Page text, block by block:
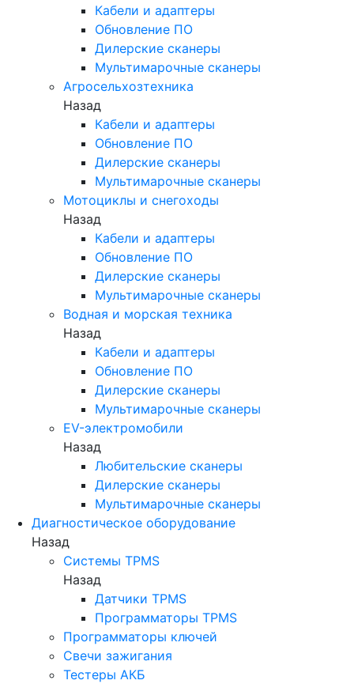
Кабели и адаптеры
Обновление ПО
Дилерские сканеры
Мультимарочные сканеры
Агросельхозтехника
Назад
Кабели и адаптеры
Обновление ПО
Дилерские сканеры
Мультимарочные сканеры
Мотоциклы и снегоходы
Назад
Кабели и адаптеры
Обновление ПО
Дилерские сканеры
Мультимарочные сканеры
Водная и морская техника
Назад
Кабели и адаптеры
Обновление ПО
Дилерские сканеры
Мультимарочные сканеры
EV-электромобили
Назад
Любительские сканеры
Дилерские сканеры
Мультимарочные сканеры
Диагностическое оборудование
Назад
Системы TPMS
Назад
Датчики TPMS
Программаторы TPMS
Программаторы ключей
Свечи зажигания
Тестеры АКБ